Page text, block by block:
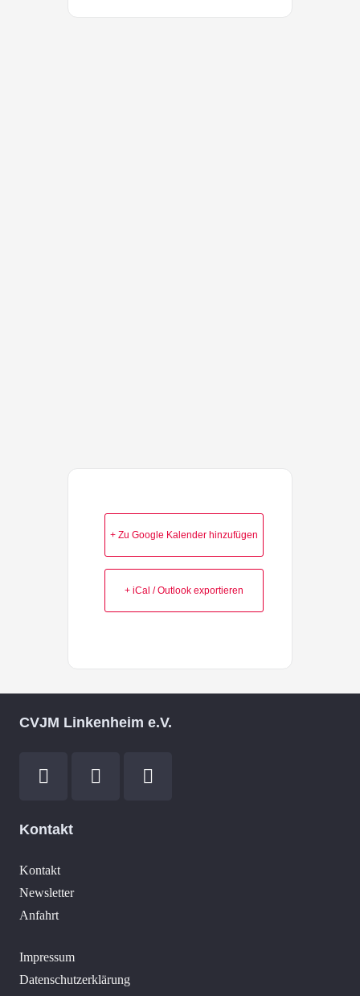
+ Zu Google Kalender hinzufügen
+ iCal / Outlook exportieren
CVJM Linkenheim e.V.
Kontakt
Kontakt
Newsletter
Anfahrt
Impressum
Datenschutzerklärung